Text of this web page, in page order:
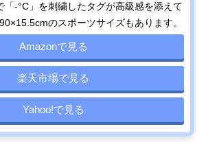
「-°C」を刺繍したタグが高級感を添えて
のスポーツサイズもあります。
Amazonで見る
楽天市場で見る
Yahoo!で見る